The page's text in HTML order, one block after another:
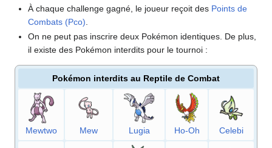
À chaque challenge gagné, le joueur reçoit des Points de
Combats (Pco).
On ne peut pas inscrire deux Pokémon identiques. De plus,
il existe des Pokémon interdits pour le tournoi :
Pokémon interdits au Reptile de Combat
Mewtwo Mew Lugia Ho-Oh Celebi